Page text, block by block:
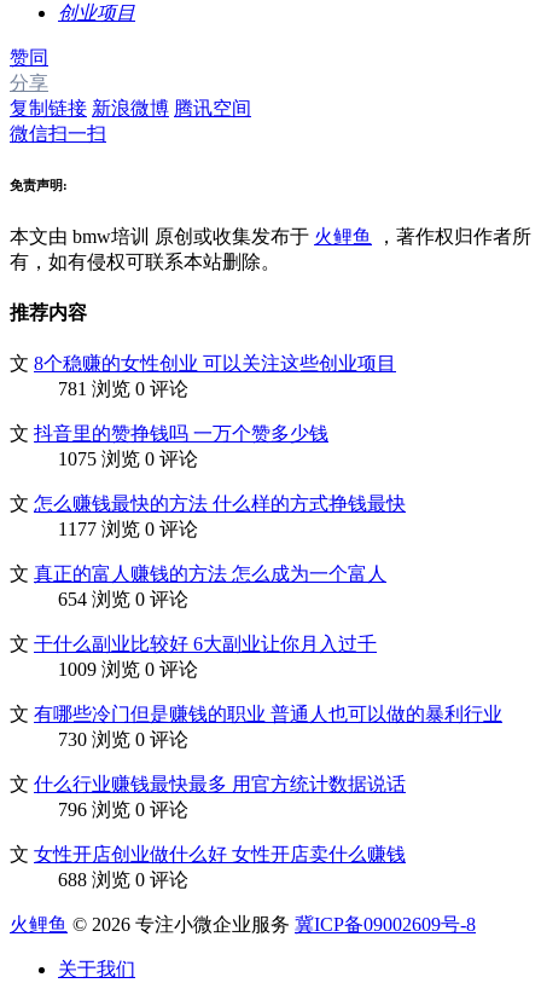
创业项目
赞同
分享
复制链接 新浪微博 腾讯空间
微信扫一扫
免责声明:
本文由 bmw培训 原创或收集发布于 火鲤鱼
，著作权归作者所
有，如有侵权可联系本站删除。
推荐内容
文 8个稳赚的女性创业 可以关注这些创业项目
781 浏览 0 评论
文 抖音里的赞挣钱吗 一万个赞多少钱
1075 浏览 0 评论
文 怎么赚钱最快的方法 什么样的方式挣钱最快
1177 浏览 0 评论
文 真正的富人赚钱的方法 怎么成为一个富人
654 浏览 0 评论
文 干什么副业比较好 6大副业让你月入过千
1009 浏览 0 评论
文 有哪些冷门但是赚钱的职业 普通人也可以做的暴利行业
730 浏览 0 评论
文 什么行业赚钱最快最多 用官方统计数据说话
796 浏览 0 评论
文 女性开店创业做什么好 女性开店卖什么赚钱
688 浏览 0 评论
火鲤鱼 © 2026 专注小微企业服务 冀ICP备09002609号-8
关于我们